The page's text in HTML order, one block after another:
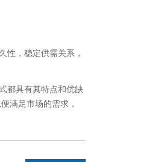
，稳定供需关系，
都具有其特点和优缺
满足市场的需求，